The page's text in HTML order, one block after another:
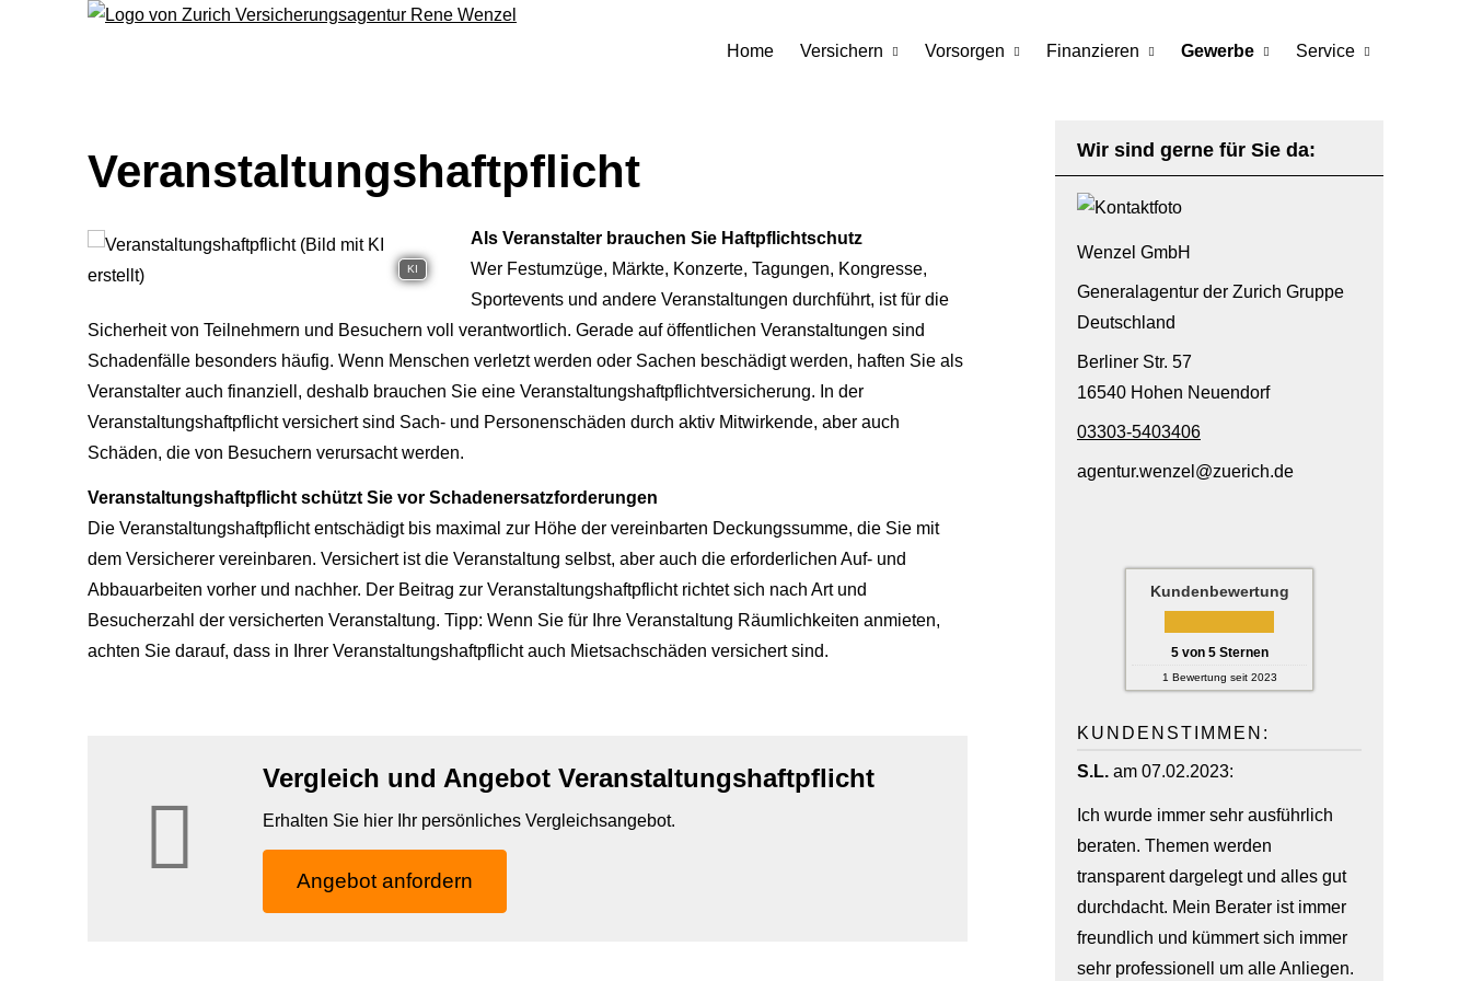
Home Versichern Vorsorgen Finanzieren Gewerbe Service
Wir sind gerne für Sie da:
Wenzel GmbH
Generalagentur der Zurich Gruppe
Deutschland
Berliner Str. 57
16540 Hohen Neuendorf
03303-5403406
agentur.wenzel@zuerich.de
Kundenbewertung
5von 5Sternen
1 Bewertung seit 2023
KUNDENSTIMMEN:
S.L. am 07.02.2023:
Ich wurde immer sehr ausführlich
beraten. Themen werden
transparent dargelegt und alles gut
durchdacht. Mein Berater ist immer
freundlich und kümmert sich immer
sehr professionell um alle Anliegen.
Veranstaltungshaftpflicht
KI
Als Veranstalter brauchen Sie Haft­pflichtschutz
Wer Festumzüge, Märkte, Konzerte, Tagungen, Kongresse,
Sportevents und andere Veranstaltungen durchführt, ist für die
Sicherheit von Teilnehmern und Besuchern voll verantwortlich. Gerade auf öffentlichen Veranstaltungen sind
Schadenfälle besonders häufig. Wenn Menschen verletzt werden oder Sachen beschädigt werden, haften Sie als
Veranstalter auch finanziell, deshalb brauchen Sie eine Veranstaltungshaftpflichtversicherung. In der
Veranstaltungshaftpflicht versichert sind Sach- und Per­sonenschäden durch aktiv Mitwirkende, aber auch
Schäden, die von Besuchern verursacht werden.
Veranstaltungshaftpflicht schützt Sie vor Schadenersatzforderungen
Die Veranstaltungshaftpflicht entschädigt bis maximal zur Höhe der vereinbarten Deckungs­summe, die Sie mit
dem Versicherer vereinbaren. Versichert ist die Veranstaltung selbst, aber auch die erforderlichen Auf- und
Abbauarbeiten vorher und nachher. Der Beitrag zur Veranstaltungshaftpflicht richtet sich nach Art und
Besucherzahl der versicherten Veranstaltung. Tipp: Wenn Sie für Ihre Veranstaltung Räumlichkeiten anmieten,
achten Sie darauf, dass in Ihrer Veranstaltungshaftpflicht auch Mietsachschäden versichert sind.
Vergleich und Angebot Veranstaltungshaftpflicht
Erhalten Sie hier Ihr persönliches Vergleichsangebot.
An­ge­bot an­for­dern